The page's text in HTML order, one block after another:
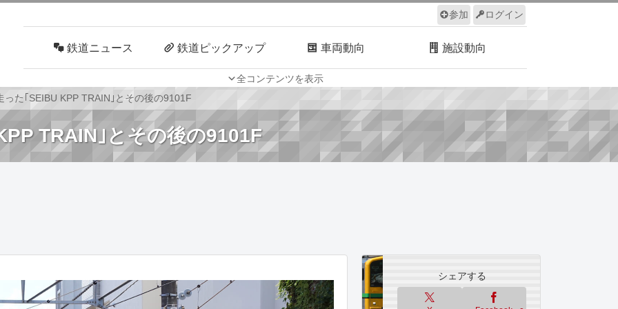
ログイン
参加
全コンテンツを表示
鉄道ニュース 鉄道ピックアップ 車両動向 施設動向
車両技術 路線探訪 ルール サイトについて
った｢SEIBU KPP TRAIN｣とその後の9101F
TRAIN｣とその後の9101F
シェアする